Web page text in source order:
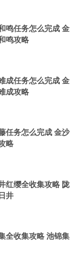
鸣任务怎么完成 金
鸣攻略
成任务怎么完成 金
成攻略
任务怎么完成 金沙
略
红缨全收集攻略 陇
井
全收集攻略 池锦集